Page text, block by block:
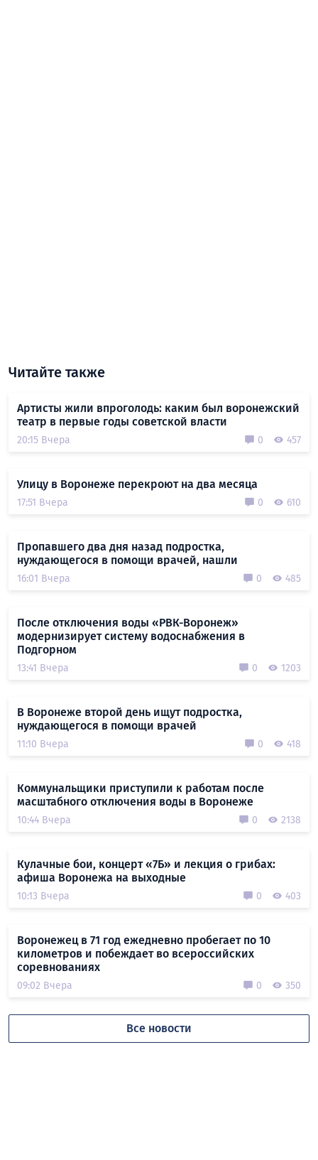
Читайте также
Артисты жили впроголодь: каким был воронежский
театр в первые годы советской власти
20:15 Вчера 0 457
Улицу в Воронеже перекроют на два месяца
17:51 Вчера 0 610
Пропавшего два дня назад подростка,
нуждающегося в помощи врачей, нашли
16:01 Вчера 0 485
После отключения воды «РВК-Воронеж»
модернизирует систему водоснабжения в
Подгорном
13:41 Вчера 0 1203
В Воронеже второй день ищут подростка,
нуждающегося в помощи врачей
11:10 Вчера 0 418
Коммунальщики приступили к работам после
масштабного отключения воды в Воронеже
10:44 Вчера 0 2138
Кулачные бои, концерт «7Б» и лекция о грибах:
афиша Воронежа на выходные
10:13 Вчера 0 403
Воронежец в 71 год ежедневно пробегает по 10
километров и побеждает во всероссийских
соревнованиях
09:02 Вчера 0 350
Все новости